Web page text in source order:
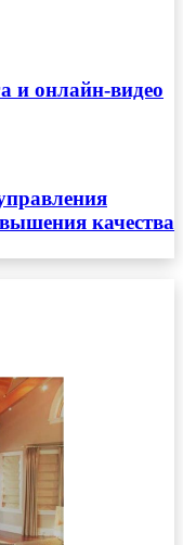
и онлайн-видео
качества